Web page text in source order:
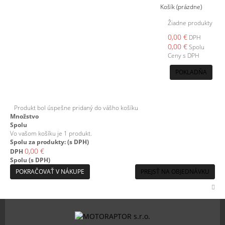
Košík(prázdne)
Žiadne produkty
0,00 € DPH
0,00 €Spolu
Ceny s DPH
POKLADŇA
Produkt bol úspešne pridaný do vášho košíku
Množstvo
Spolu
Vo vašom košíku je 1 produkt.
Spolu za produkty: (s DPH)
DPH 0,00 €
Spolu (s DPH)
POKRAČOVAŤ V NÁKUPE
PREJSŤ NA OBJEDNÁVKU